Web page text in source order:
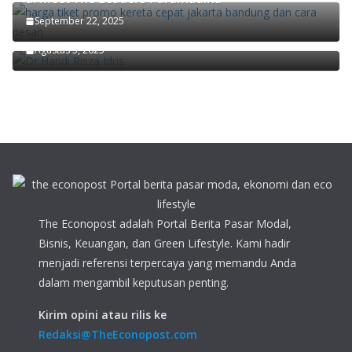
September 22, 2025
Ekonom Paramadina Handi Risza: Pertumbuhan
Ekonomi Kuartal II/2025 Faktor Musiman
Agustus 5, 2025
The Econopost adalah Portal Berita Pasar Modal,
Bisnis, Keuangan, dan Green Lifestyle. Kami hadir
menjadi referensi terpercaya yang memandu Anda
dalam mengambil keputusan penting.
Kirim opini atau rilis ke
Redaksi@TheEconopost.com